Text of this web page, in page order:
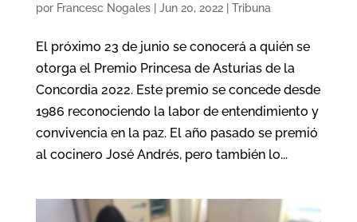
por Francesc Nogales| Jun 20, 2022| Tribuna
El próximo 23 de junio se conocerá a quién se
otorga el Premio Princesa de Asturias de la
Concordia 2022. Este premio se concede desde
1986 reconociendo la labor de entendimiento y
convivencia en la paz. El año pasado se premió
al cocinero José Andrés, pero también lo...